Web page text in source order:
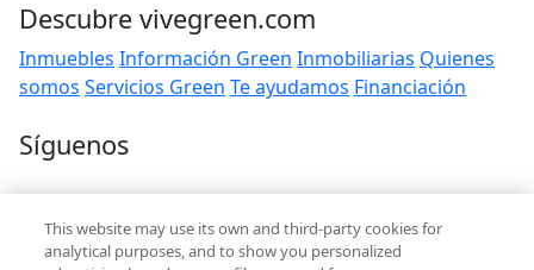
Descubre vivegreen.com
Inmuebles Información Green Inmobiliarias Quienes
somos Servicios Green Te ayudamos Financiación
Síguenos
Contacto
hola@vivegreen.com
This website may use its own and third-party cookies for
analytical purposes, and to show you personalized